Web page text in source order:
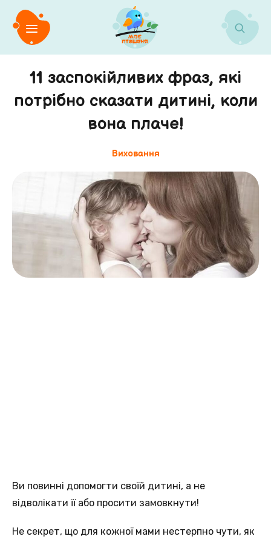
11 заспокійливих фраз, які
потрібно сказати дитині, ​​коли
вона плаче!
Виховання
Ви повинні допомогти своїй дитині, а не
відволікати її або просити замовкнути!
Не секрет, що для кожної мами нестерпно чути, як